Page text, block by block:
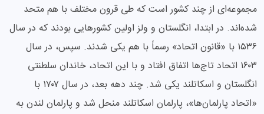
مجموعه‌ای از چند کشور است که طی قرون مختلف با هم متحد
شده‌اند. در ابتدا، انگلستان و ولز اولین کشورهایی بودند که در سال
۱۵۳۶ با «قانون اتحاد» رسماً با هم یکی شدند. سپس، در سال
۱۶۰۳ اتحاد تاج‌ها اتفاق افتاد و با این اتحاد، خاندان سلطنتی
انگلستان و اسکاتلند یکی شد. چند دهه بعد، در سال ۱۷۰۷ با
«اتحاد پارلمان‌ها»، پارلمان اسکاتلند منحل شد و پارلمان لندن به